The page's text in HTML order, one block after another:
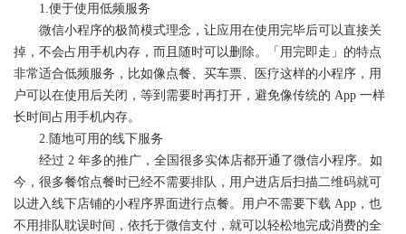
1.便于使用低频服务
微信小程序的极简模式理念，让应用在使用完毕后可以直接关
掉，不会占用手机内存，而且随时可以删除。「用完即走」的特点
非常适合低频服务，比如像点餐、买车票、医疗这样的小程序，用
户可以在使用后关闭，等到需要时再打开，避免像传统的 App 一样
长时间占用手机内存。
2.随地可用的线下服务
经过 2 年多的推广，全国很多实体店都开通了微信小程序。如
今，很多餐馆点餐时已经不需要排队，用户进店后扫描二维码就可
以进入线下店铺的小程序界面进行点餐。用户不需要下载 App，也
不用排队耽误时间，依托于微信支付，就可以轻松地完成消费的全